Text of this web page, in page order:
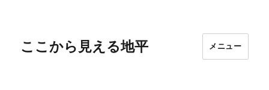
ここから見える地平 メニュー